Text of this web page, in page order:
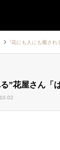
“花にも人にも癒され
”花屋さん「